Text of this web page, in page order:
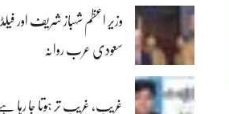
وزیر اعظم شہباز شریف اور
سعودی عرب روانہ
غریب، غریب تر ہوتا جا رہا